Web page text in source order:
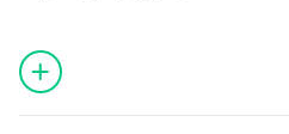
ズームＯＮ①『11月の中間
が推し進めるセーブ・アメリ
（ゲスト：明治大学教授の海